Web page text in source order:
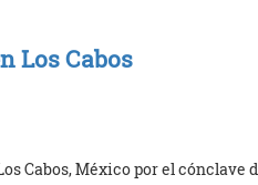
Los Cabos
Cabos, México por el cónclave